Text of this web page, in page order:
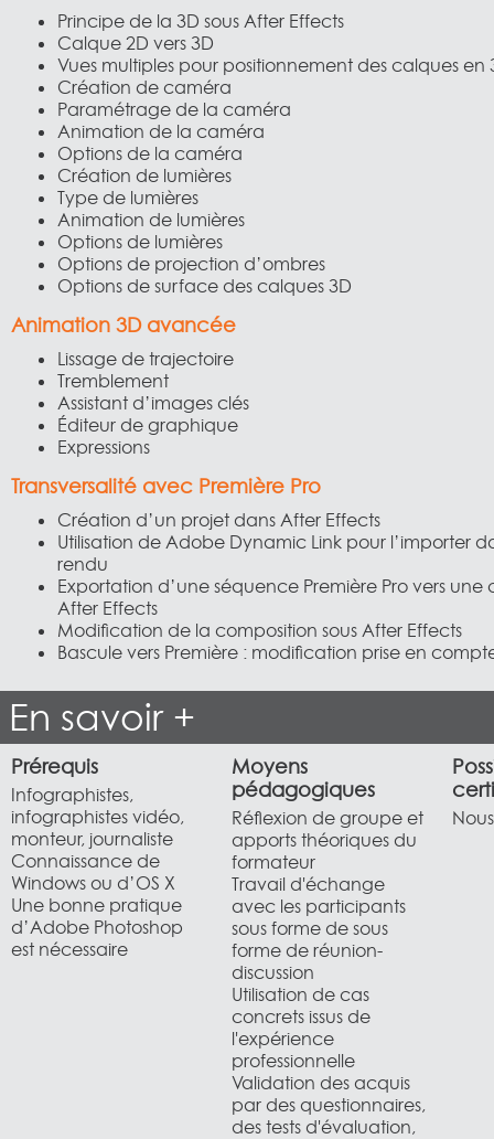
Principe de la 3D sous After Effects
Calque 2D vers 3D
Vues multiples pour positionnement des calques en
Création de caméra
Paramétrage de la caméra
Animation de la caméra
Options de la caméra
Création de lumières
Type de lumières
Animation de lumières
Options de lumières
Options de projection d’ombres
Options de surface des calques 3D
Animation 3D avancée
Lissage de trajectoire
Tremblement
Assistant d’images clés
Éditeur de graphique
Expressions
Transversalité avec Première Pro
Création d’un projet dans After Effects
Utilisation de Adobe Dynamic Link pour l’importer
rendu
Exportation d’une séquence Première Pro vers une
After Effects
Modification de la composition sous After Effects
Bascule vers Première : modification prise en
En savoir +
Prérequis
Infographistes,
infographistes vidéo,
monteur, journaliste
Connaissance de
Windows ou d’OS X
Une bonne pratique
d’Adobe Photoshop
est nécessaire
Moyens
pédagogiques
Réflexion de groupe et
apports théoriques du
formateur
Travail d'échange
avec les participants
sous forme de sous
forme de réunion-
discussion
Utilisation de cas
concrets issus de
l'expérience
professionnelle
Validation des acquis
par des questionnaires,
des tests d'évaluation,